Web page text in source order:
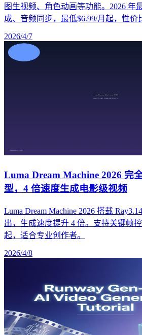
图生视频、角色动画等功能。2026 年
成、音频同步，最低$6.99/月起，性价
2026/4/7
Luma Dream Machine 2026 完
型，4 倍速度生成电影级视频
Luma Dream Machine 2026 搭载
出，生成速度提升 4 倍。支持关键帧
起，适合专业创作者。
2026/4/8